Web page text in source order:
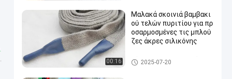
00:16
Μαλακά σκοινιά βαμβακι
ού τελών πυριτίου για πρ
οσαρμοσμένες τις μπλού
ζες άκρες σιλικόνης
Σύρετε το σκοινί σειράς
2025-07-20